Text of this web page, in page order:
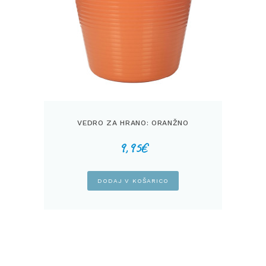
VEDRO ZA HRANO: ORANŽNO
9,95€
DODAJ V KOŠARICO